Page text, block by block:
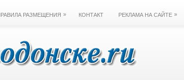
РАЗМЕЩЕНИЯ » КОНТАКТ РЕКЛАМА НА САЙТЕ »